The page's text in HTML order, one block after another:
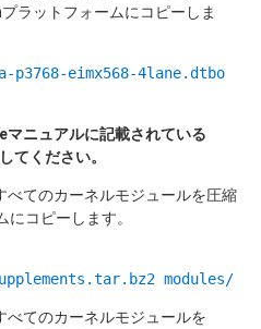
ラットフォームにコピーしま
p3768-eimx568-4lane.dtbo
ニュアルに記載されている
てください。
べてのカーネルモジュールを圧縮
コピーします。
modules/
べてのカーネルモジュールを